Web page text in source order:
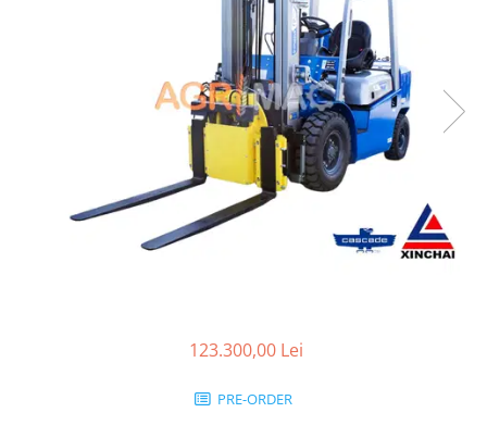
Linii taiere si despicare
Polizoare de cioturi pomi
Tocatoare electrice
Tocatoare priza PTO tractor123.300,00 Lei
PRE-ORDER